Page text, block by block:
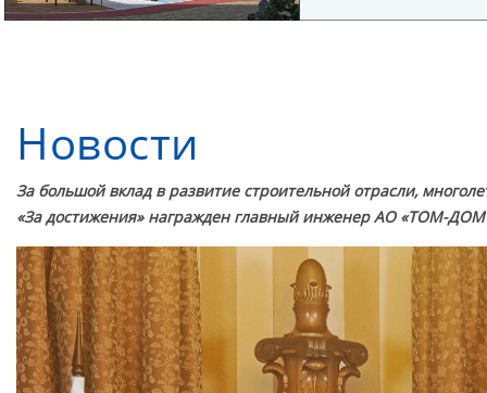
Новости
За большой вклад в развитие строительной отрасли,
«За достижения» награжден главный инженер АО «ТОМ-ДОМ